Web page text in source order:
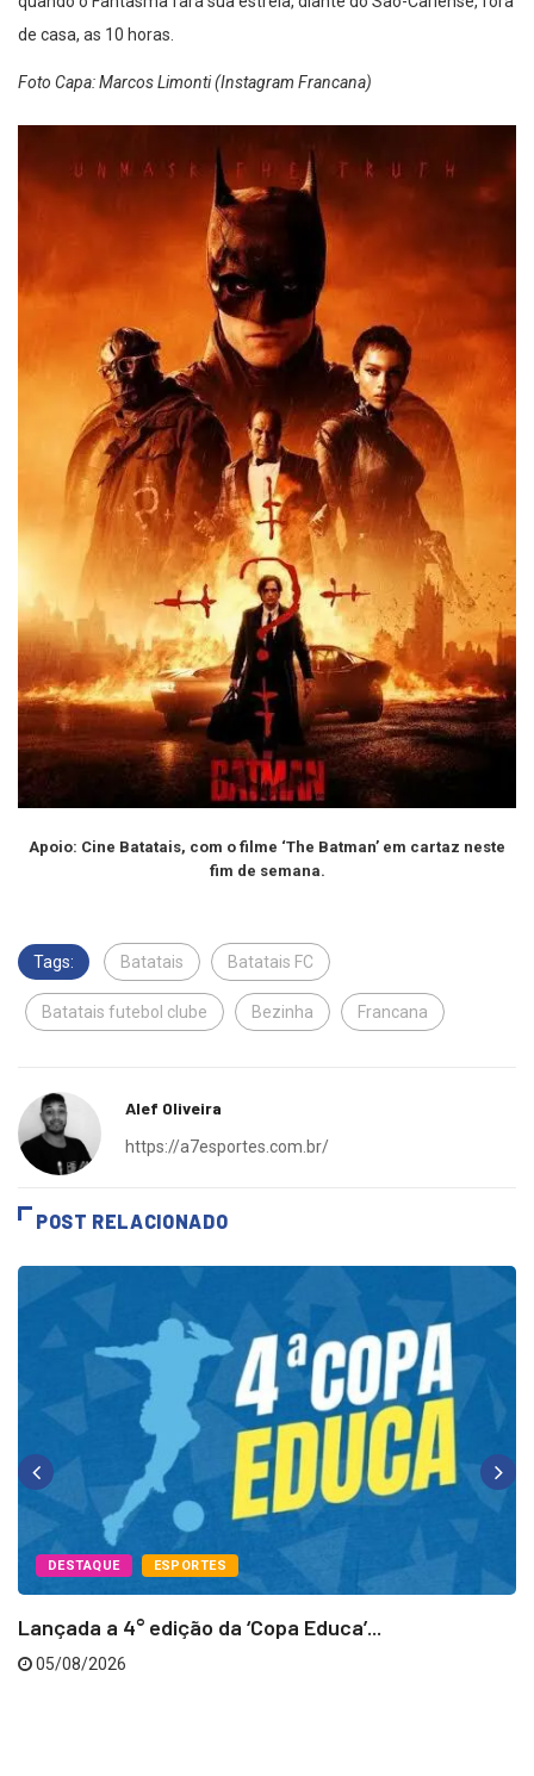
quando o Fantasma fará sua estréia, diante do São-Carlense, fora
de casa, as 10 horas.
Foto Capa: Marcos Limonti (Instagram Francana)
Apoio: Cine Batatais, com o filme ‘The Batman’ em cartaz neste
fim de semana.
Tags: Batatais Batatais FC
Batatais futebol clube Bezinha Francana
Alef Oliveira
https://a7esportes.com.br/
POST RELACIONADO
DESTAQUE ESPORTES
Lançada a 4° edição da ‘Copa Educa’...
05/08/2026